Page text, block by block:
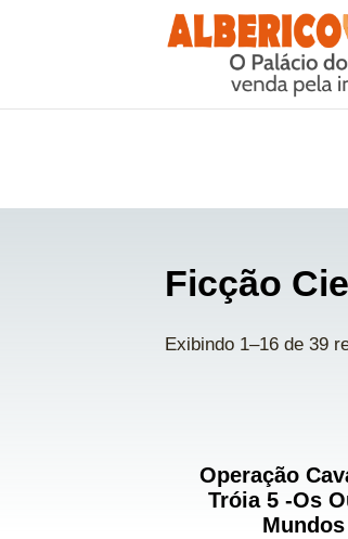
Ficção
Exibindo 1–16 de 39
Operação
Tróia 5 -Os
Mundos